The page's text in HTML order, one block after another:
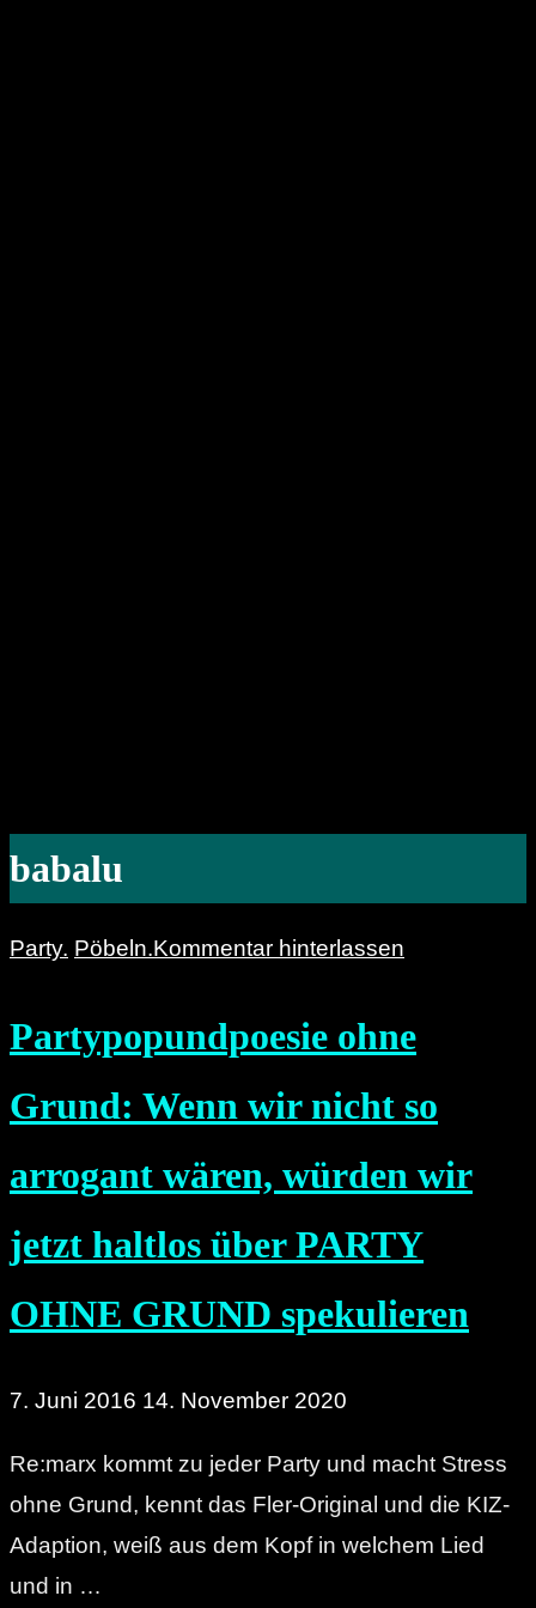
babalu
Party. Pöbeln.Kommentar hinterlassen
Partypopundpoesie ohne
Grund: Wenn wir nicht so
arrogant wären, würden wir
jetzt haltlos über PARTY
OHNE GRUND spekulieren
7. Juni 2016 14. November 2020
Re:marx kommt zu jeder Party und macht Stress
ohne Grund, kennt das Fler-Original und die KIZ-
Adaption, weiß aus dem Kopf in welchem Lied
und in …